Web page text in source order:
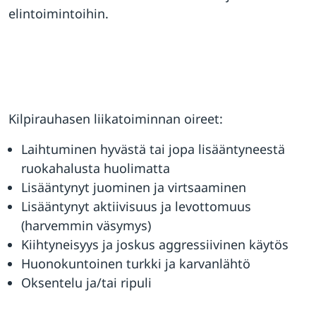
elintoimintoihin.
Kilpirauhasen liikatoiminnan oireet:
Laihtuminen hyvästä tai jopa lisääntyneestä
ruokahalusta huolimatta
Lisääntynyt juominen ja virtsaaminen
Lisääntynyt aktiivisuus ja levottomuus
(harvemmin väsymys)
Kiihtyneisyys ja joskus aggressiivinen käytös
Huonokuntoinen turkki ja karvanlähtö
Oksentelu ja/tai ripuli